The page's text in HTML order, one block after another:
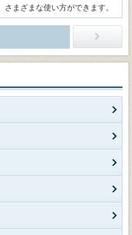
まざまな使い方ができます。